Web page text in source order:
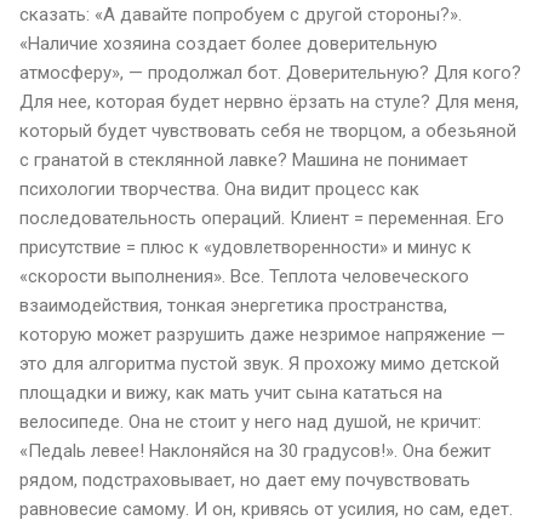
сказать: «А давайте попробуем с другой стороны?».
«Наличие хозяина создает более доверительную
атмосферу», — продолжал бот. Доверительную? Для кого?
Для нее, которая будет нервно ёрзать на стуле? Для меня,
который будет чувствовать себя не творцом, а обезьяной
с гранатой в стеклянной лавке? Машина не понимает
психологии творчества. Она видит процесс как
последовательность операций. Клиент = переменная. Его
присутствие = плюс к «удовлетворенности» и минус к
«скорости выполнения». Все. Теплота человеческого
взаимодействия, тонкая энергетика пространства,
которую может разрушить даже незримое напряжение —
это для алгоритма пустой звук. Я прохожу мимо детской
площадки и вижу, как мать учит сына кататься на
велосипеде. Она не стоит у него над душой, не кричит:
«Педalь левее! Наклоняйся на 30 градусов!». Она бежит
рядом, подстраховывает, но дает ему почувствовать
равновесие самому. И он, кривясь от усилия, но сам, едет.